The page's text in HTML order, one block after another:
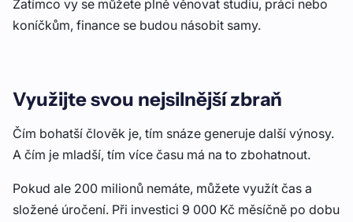
Zatímco vy se můžete plně věnovat studiu, práci nebo
koníčkům, finance se budou násobit samy.
Využijte svou nejsilnější zbraň
Čím bohatší člověk je, tím snáze generuje další výnosy.
A čím je mladší, tím více času má na to zbohatnout.
Pokud ale 200 milionů nemáte, můžete využít čas a
složené úročení. Při investici 9 000 Kč měsíčně po dobu